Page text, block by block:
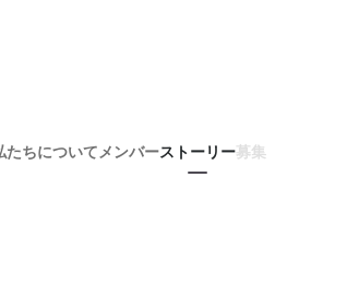
たちについて メンバーストーリー募集